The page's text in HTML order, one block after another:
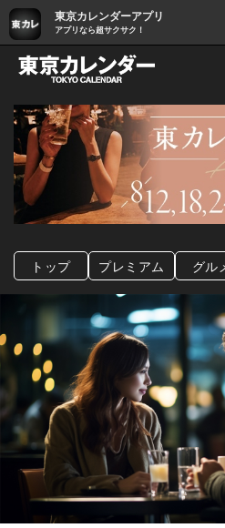
東京カレンダーアプリ
アプリなら超サクサク！
グルメ情
トップ プレミアム グル